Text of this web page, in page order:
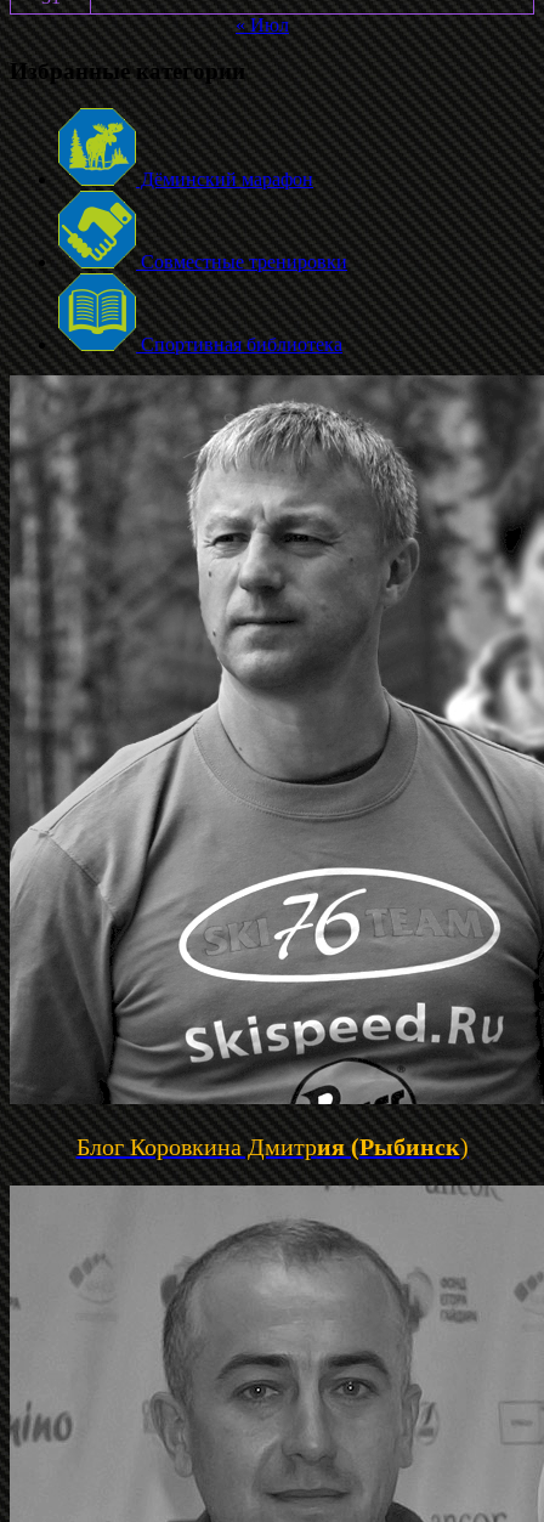
« Июл
Избранные категории
Дёминский марафон
Совместные тренировки
Спортивная библиотека
Блог Коровкина Дмитрия (Рыбинск)